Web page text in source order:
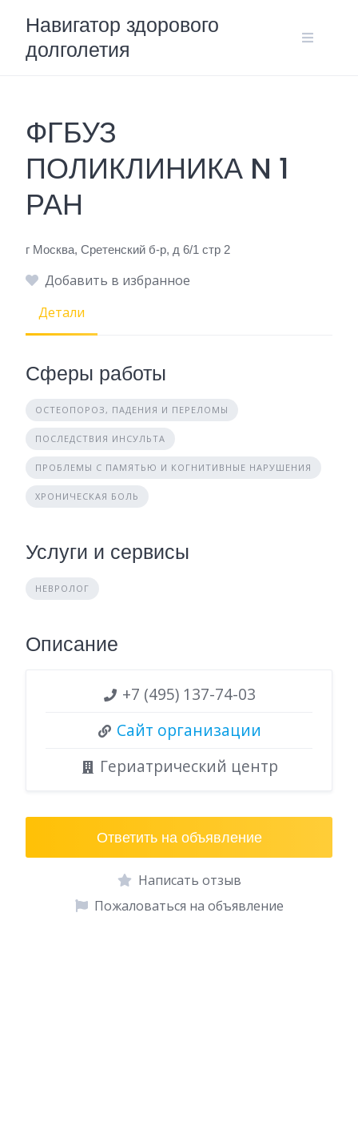
content
Навигатор здорового
долголетия
ФГБУЗ
ПОЛИКЛИНИКА N 1
РАН
г Москва, Сретенский б-р, д 6/1 стр 2
Добавить в избранное
Детали
Сферы работы
ОСТЕОПОРОЗ, ПАДЕНИЯ И ПЕРЕЛОМЫ
ПОСЛЕДСТВИЯ ИНСУЛЬТА
ПРОБЛЕМЫ С ПАМЯТЬЮ И КОГНИТИВНЫЕ НАРУШЕНИЯ
ХРОНИЧЕСКАЯ БОЛЬ
Услуги и сервисы
НЕВРОЛОГ
Описание
+7 (495) 137-74-03
Сайт организации
Гериатрический центр
Ответить на объявление
Написать отзыв
Пожаловаться на объявление